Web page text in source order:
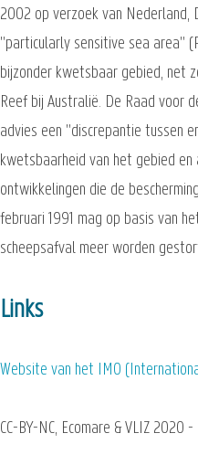
2002 op verzoek van Nederland,
"particularly sensitive sea area"
bijzonder kwetsbaar gebied, net
Reef bij Australië. De Raad voor
advies een "discrepantie tussen
kwetsbaarheid van het gebied
ontwikkelingen die de
februari 1991 mag op basis van
scheepsafval meer worden
Links
Website van het IMO
CC-BY-NC, Ecomare & VLIZ